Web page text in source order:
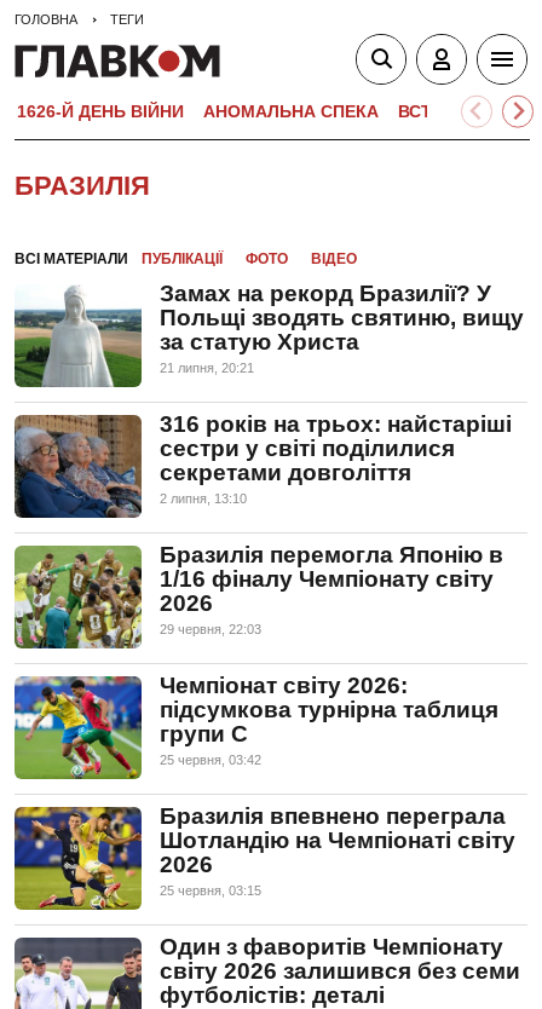
ГОЛОВНА ТЕГИ
1626-Й ДЕНЬ ВІЙНИ АНОМАЛЬНА СПЕКА ВСТУПНА
БРАЗИЛІЯ
ВСІ МАТЕРІАЛИ ПУБЛІКАЦІЇ ФОТО ВІДЕО
Замах на рекорд Бразилії? У
Польщі зводять святиню, вищу
за статую Христа
21 липня, 20:21
316 років на трьох: найстаріші
сестри у світі поділилися
секретами довголіття
2 липня, 13:10
Бразилія перемогла Японію в
1/16 фіналу Чемпіонату світу
2026
29 червня, 22:03
Чемпіонат світу 2026:
підсумкова турнірна таблиця
групи C
25 червня, 03:42
Бразилія впевнено переграла
Шотландію на Чемпіонаті світу
2026
25 червня, 03:15
Один з фаворитів Чемпіонату
світу 2026 залишився без семи
футболістів: деталі